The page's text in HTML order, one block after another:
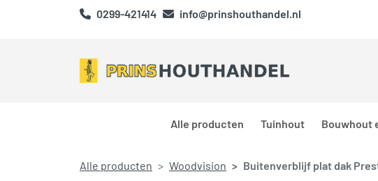
0299-421414 info@prinshouthandel.nl
Alle producten Tuinhout Bouwhout
Alle producten Woodvision Buitenverblijf plat dak